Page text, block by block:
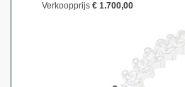
Verkoopprijs € 1.700,00